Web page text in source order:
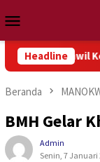
ke
kontenMobile
Headline
Kemenkum
Beranda
BMH Gelar
Admin
Senin, 7 Januari